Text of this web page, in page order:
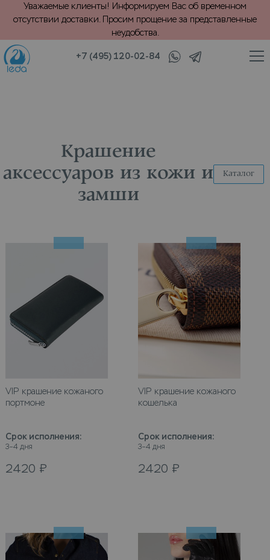
Уважаемые клиенты! Информируем Вас об временном
отсутствии доставки. Просим прощение за представленные
неудобства.
+7 (495) 120-02-84
Крашение
аксессуаров из кожи и
замши
Каталог
VIP крашение кожаного
портмоне
Срок исполнения:
3–4 дня
2420 ₽
VIP крашение кожаного
кошелька
Срок исполнения:
3–4 дня
2420 ₽